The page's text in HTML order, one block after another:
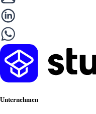
Unternehmen